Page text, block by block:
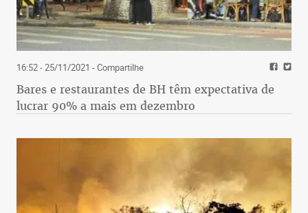
16:52 - 25/11/2021 - Compartilhe
Bares e restaurantes de BH têm expectativa de
lucrar 90% a mais em dezembro